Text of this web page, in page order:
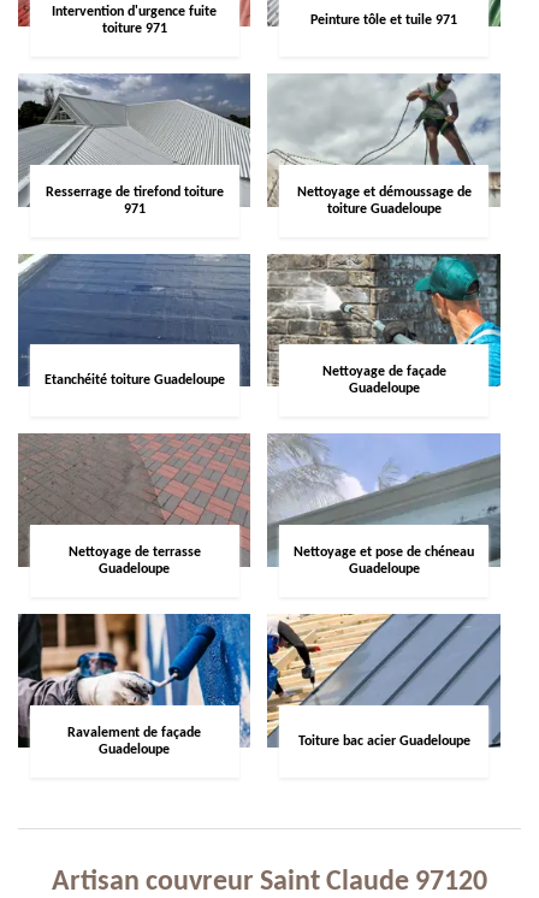
Intervention d'urgence fuite
toiture 971
Peinture tôle et tuile 971
Resserrage de tirefond toiture
971
Nettoyage et démoussage de
toiture Guadeloupe
Etanchéité toiture Guadeloupe
Nettoyage de façade
Guadeloupe
Nettoyage de terrasse
Guadeloupe
Nettoyage et pose de chéneau
Guadeloupe
Ravalement de façade
Guadeloupe
Toiture bac acier Guadeloupe
Artisan couvreur Saint Claude 97120